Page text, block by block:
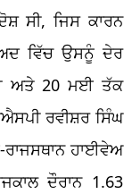
ਸੀ, ਜਿਸ ਕਾਰਨ
ਵਿੱਚ ਉਸਨੂੰ ਦੇਰ
ਅਤੇ 20 ਮਈ ਤੱਕ
ਰਵੀਸ਼ਰ ਸਿੰਘ
ਰਾਜਸਥਾਨ ਹਾਈਵੇਅ
ਦੌਰਾਨ 1.63